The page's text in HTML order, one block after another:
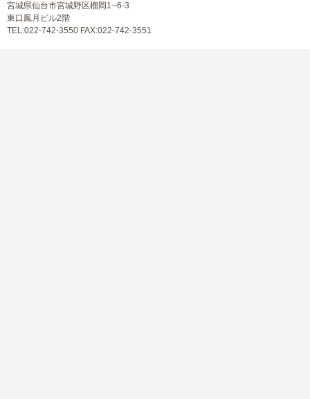
宮城県仙台市宮城野区榴岡1--6-3
東口鳳月ビル2階
TEL:022-742-3550 FAX:022-742-3551